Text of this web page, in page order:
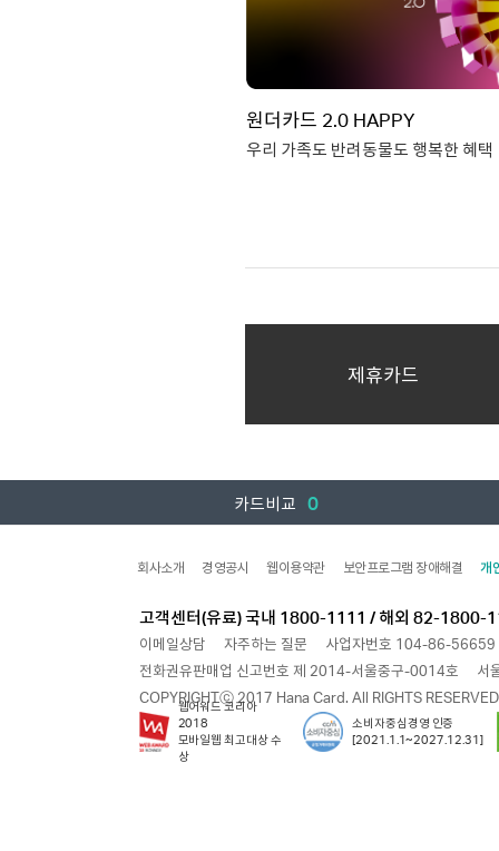
국내전용,국내외겸용
(기본연회비 12,000원 /제휴연
맞춤혜택조합 원더카드 2.0
제휴연회비
제휴연회비는 혜택플러스 선
비교함에 담기
상세보기 카드신청
원더카드 2.0 HAPPY
우리 가족도 반려동물도 행복한 혜택
간편결제 5% 할인
국내전용,국내외겸용
HAPPY 연회비 : 기본연
제휴연회비는 혜택플러스 선
제휴카드
카드비교 0
회사소개 경영공시 웹이용약관 보안프로그램 장애해결 개
고객센터(유료) 국내 1800-1111 / 해외 82-1800-
이메일상담 자주하는 질문
사업자번호 104-86-56659
전화권유판매업 신고번호 제 2014-서울중구-0014호
서
COPYRIGHTⓒ 2017 Hana Card. All RIGHTS RESERVED
웹어워드 코리아
2018
모바일웹 최고대상 수
상
소비자중심경영 인증
[2021.1.1~2027.12.31]